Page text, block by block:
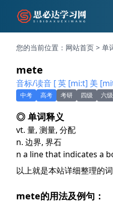
您的当前位置： 网站首页 > 单
mete
音标/读音 [ 英 [mi:t] 美
中考 高考 考研 四级 六级
◎ 单词释义
vt. 量, 测量, 分配
n. 边界, 界石
n a line that indicates a
以上就是本站详细整理的
mete的用法及例句：